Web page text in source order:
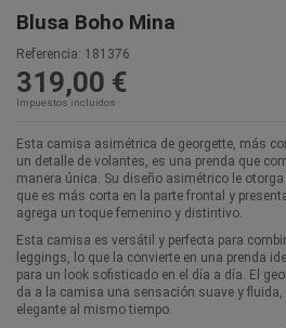
Blusa Boho Mina
Referencia: 181376
319,00 €
Impuestos incluidos
Esta camisa asimétrica de georgette, más
un detalle de volantes, es una prenda que
manera única. Su diseño asimétrico le
que es más corta en la parte frontal y
agrega un toque femenino y distintivo.
Esta camisa es versátil y perfecta para
leggings, lo que la convierte en una prenda
para un look sofisticado en el día a día. El
da a la camisa una sensación suave y
elegante al mismo tiempo.